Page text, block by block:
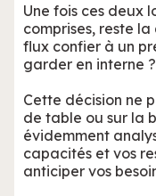
Une fois ces deux
comprises, reste
flux confier à un
garder en interne ?
Cette décision ne
de table ou sur la
évidemment
capacités et vos
anticiper vos